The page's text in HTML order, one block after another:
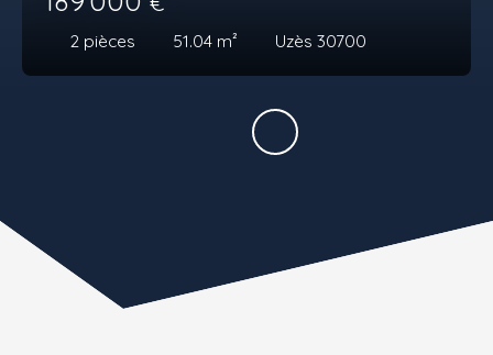
2 pièces 51.04 m² Uzès 30700